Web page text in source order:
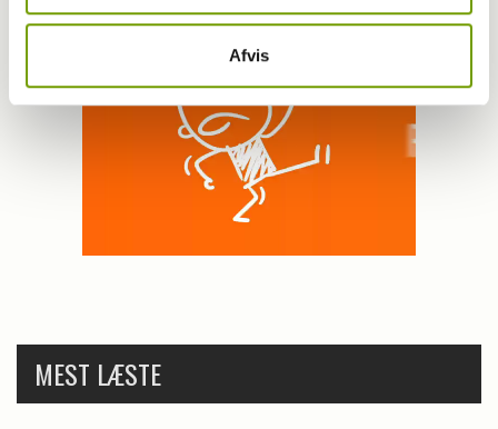
Afvis
MEST LÆSTE